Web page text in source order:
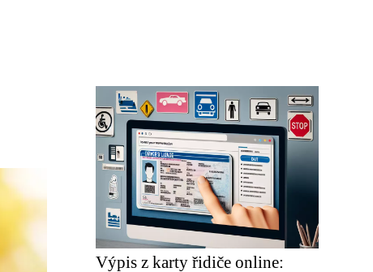
Výpis z karty řidiče online: